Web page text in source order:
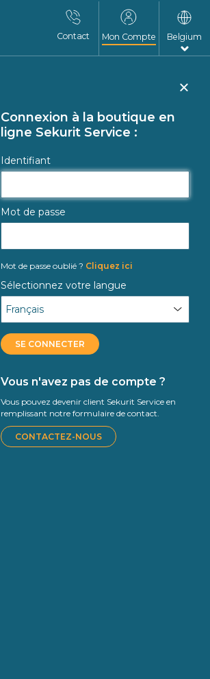
Contact Mon Compte Belgium
Connexion à la boutique en
ligne Sekurit Service :
Identifiant
Mot de passe
Mot de passe oublié ? Cliquez ici
Sélectionnez votre langue
SE CONNECTER
Vous n'avez pas de compte ?
Vous pouvez devenir client Sekurit Service en
remplissant notre formulaire de contact.
CONTACTEZ-NOUS